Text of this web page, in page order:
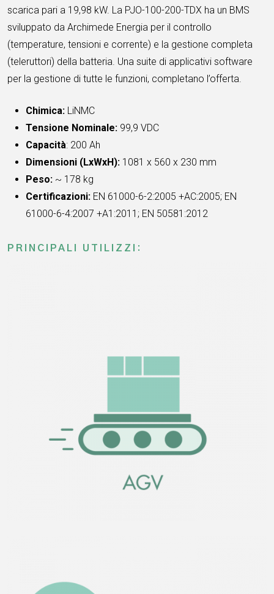
scarica pari a 19,98 kW. La PJO-100-200-TDX ha un BMS
sviluppato da Archimede Energia per il controllo
(temperature, tensioni e corrente) e la gestione completa
(teleruttori) della batteria. Una suite di applicativi software
per la gestione di tutte le funzioni, completano l’offerta.
Chimica: LiNMC
Tensione Nominale: 99,9 VDC
Capacità: 200 Ah
Dimensioni (LxWxH): 1081 x 560 x 230 mm
Peso: ~ 178 kg
Certificazioni: EN 61000-6-2:2005 +AC:2005; EN
61000-6-4:2007 +A1:2011; EN 50581:2012
PRINCIPALI UTILIZZI: